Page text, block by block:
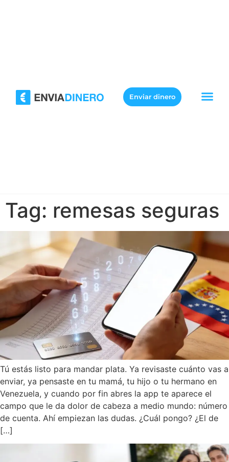
Enviar dinero
Tag: remesas seguras
Tú estás listo para mandar plata. Ya revisaste cuánto vas a
enviar, ya pensaste en tu mamá, tu hijo o tu hermano en
Venezuela, y cuando por fin abres la app te aparece el
campo que le da dolor de cabeza a medio mundo: número
de cuenta. Ahí empiezan las dudas. ¿Cuál pongo? ¿El de
[…]